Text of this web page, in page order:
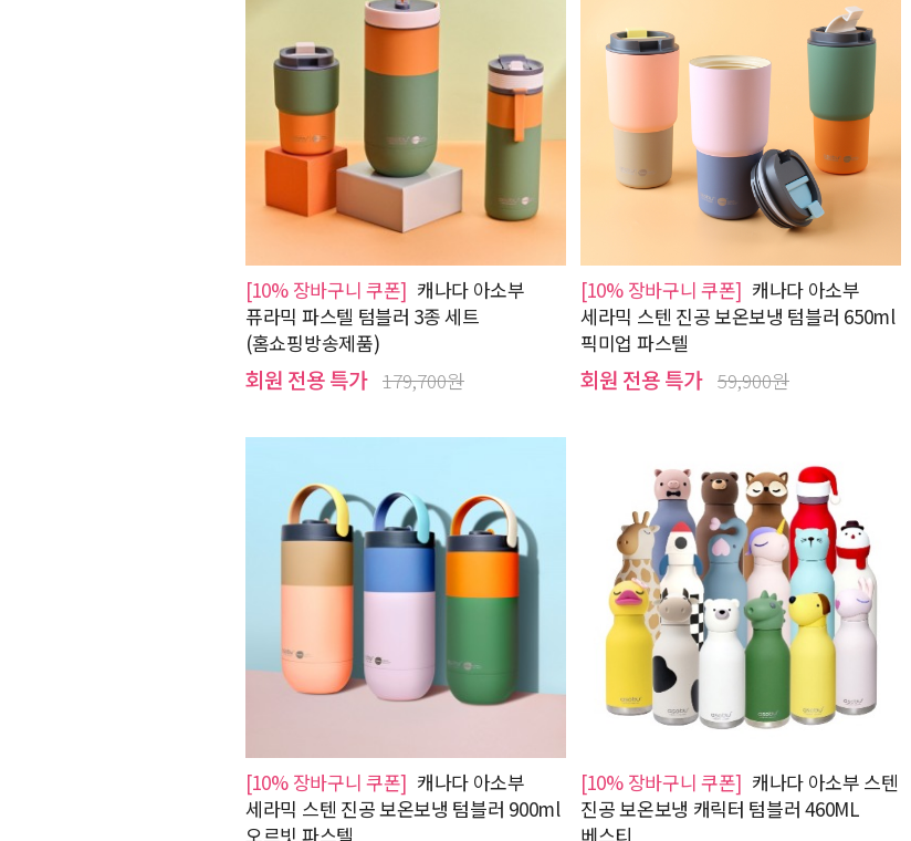
[10% 장바구니 쿠폰] 캐나다 아소부
퓨라믹 파스텔 텀블러 3종 세트
(홈쇼핑방송제품)
회원 전용 특가 179,700원
[10% 장바구니 쿠폰] 캐나다 아소부
세라믹 스텐 진공 보온보냉 텀블러 650ml
픽미업 파스텔
회원 전용 특가 59,900원
[10% 장바구니 쿠폰] 캐나다 아소부
세라믹 스텐 진공 보온보냉 텀블러 900ml
오르빗 파스텔
[10% 장바구니 쿠폰] 캐나다 아소부 스텐
진공 보온보냉 캐릭터 텀블러 460ML
베스티